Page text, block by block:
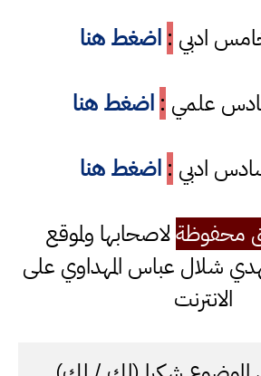
ادبي : اضغط هنا
علمي : اضغط هنا
ادبي : اضغط هنا
محفوظةلاصحابها ولموقع
شلال عباس المهداوي على
الانترنت